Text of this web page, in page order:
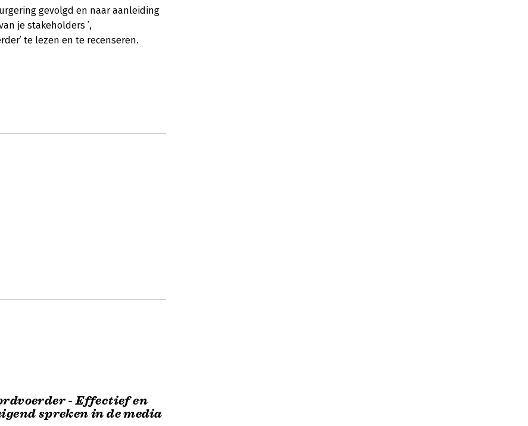
gevolgd en naar aanleiding
je stakeholders ’,
te lezen en te recenseren.
- Effectief en
spreken in de media